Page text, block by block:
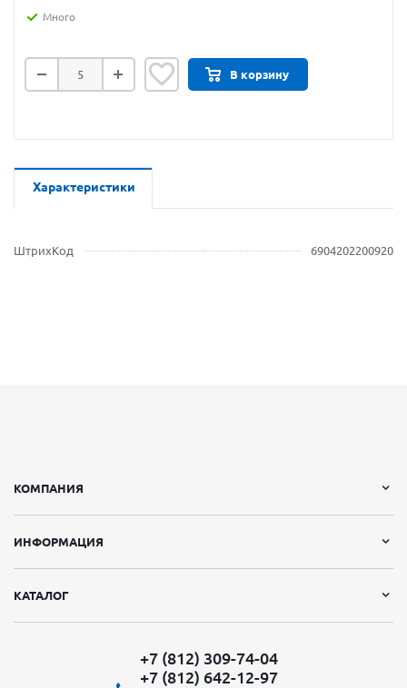
Много
В корзину
Характеристики
ШтрихКод 6904202200920
КОМПАНИЯ
ИНФОРМАЦИЯ
КАТАЛОГ
+7 (812) 309-74-04
+7 (812) 642-12-97